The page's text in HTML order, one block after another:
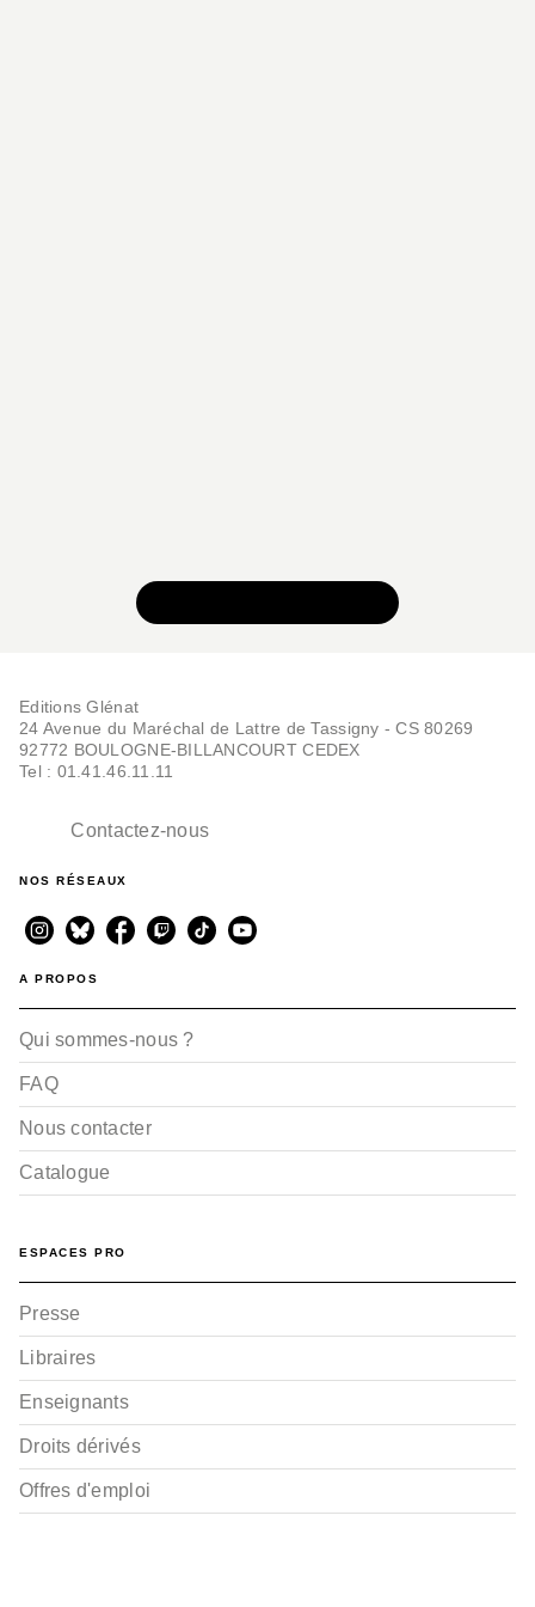
28/09/2022
BD AVENTURE, WESTERN ET POLAR
Tome 1 - Edition
collect…
Le Troisième OEil -
Olivier Ledroit
Editions Glénat
24 Avenue du Maréchal de Lattre de Tassigny - CS 80269
92772 BOULOGNE-BILLANCOURT CEDEX
Tel : 01.41.46.11.11
Contactez-nous
NOS RÉSEAUX
A PROPOS
Qui sommes-nous ?
FAQ
Nous contacter
Catalogue
ESPACES PRO
Presse
Libraires
Enseignants
Droits dérivés
Offres d'emploi